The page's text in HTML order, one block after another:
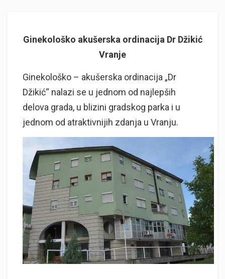
Ginekološko akušerska ordinacija Dr Džikić
Vranje
Ginekološko – akušerska ordinacija „Dr
Džikić“ nalazi se u jednom od najlepših
delova grada, u blizini gradskog parka i u
jednom od atraktivnijih zdanja u Vranju.